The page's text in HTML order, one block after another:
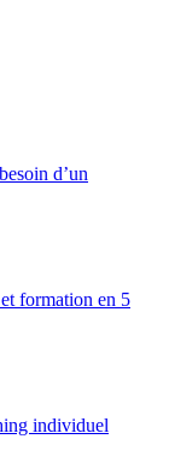
d’un
formation en 5
individuel